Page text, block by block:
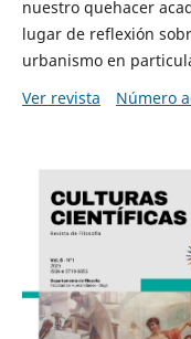
nuestro quehacer
lugar de reflexión
urbanismo en
Ver revista
Número